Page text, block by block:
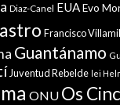
Diaz-Canel EUAEvo
Francisco Villamil
Guantánamo
Juventud Rebelde lei
ONU Os